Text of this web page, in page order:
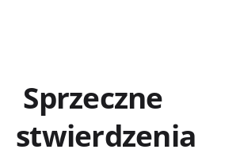
Sprzeczne
stwierdzenia